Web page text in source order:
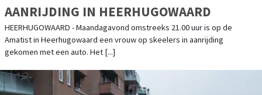
AANRIJDING IN HEERHUGOWAARD
HEERHUGOWAARD - Maandagavond omstreeks 21.00 uur is op de
Amatist in Heerhugowaard een vrouw op skeelers in aanrijding
gekomen met een auto. Het [...]